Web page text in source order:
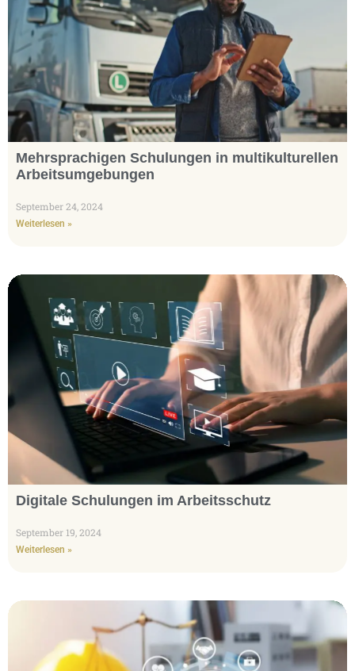
Mehrsprachigen Schulungen in multikulturellen
Arbeitsumgebungen
September 24, 2024
Weiterlesen »
Digitale Schulungen im Arbeitsschutz
September 19, 2024
Weiterlesen »